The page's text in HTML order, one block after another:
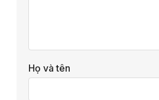
Họ và tên